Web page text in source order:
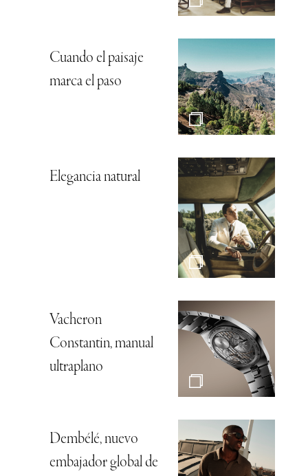
Cuando el paisaje
marca el paso
Elegancia natural
Vacheron
Constantin, manual
ultraplano
Dembélé, nuevo
embajador global de